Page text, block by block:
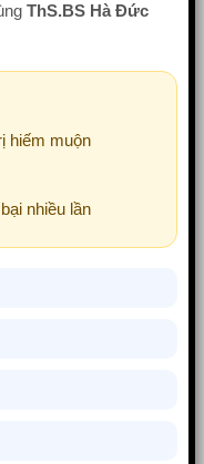
ThS.BS Hà Đức
hiếm muộn
nhiều lần